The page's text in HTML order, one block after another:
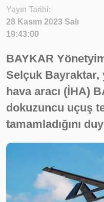
Yayın Tarihi:
28 Kasım 2023 Salı
19:43:00
BAYKAR
Selçuk Bayraktar,
hava aracı (İHA)
dokuzuncu uçuş
tamamladığını